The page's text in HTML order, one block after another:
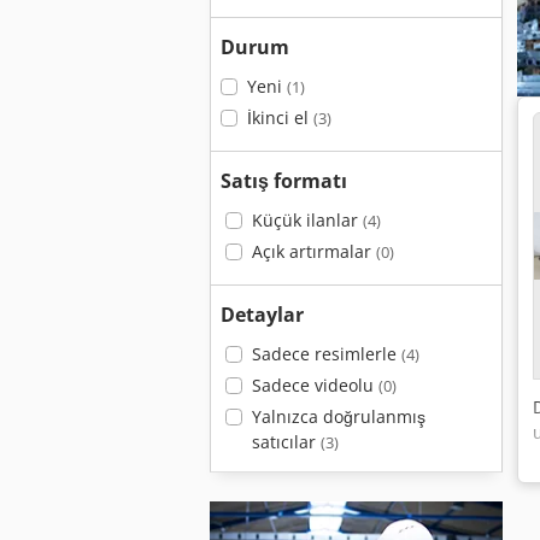
Durum
Yeni (1)
İkinci el (3)
Satış formatı
Küçük ilanlar (4)
Açık artırmalar (0)
Detaylar
Sadece resimlerle (4)
Sadece videolu (0)
Yalnızca doğrulanmış
satıcılar (3)